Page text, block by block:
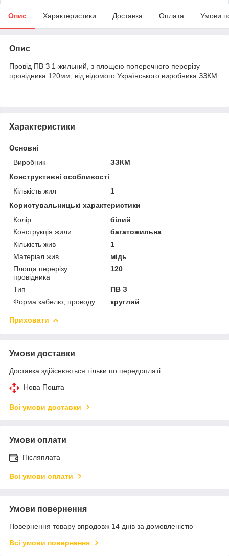
Опис Характеристики Доставка Оплата Умови
Опис
Провід ПВ З 1-жильний, з площею поперечного перерізу
провідника 120мм, від відомого Українського виробника ЗЗКМ
Характеристики
Основні
Виробник
ЗЗКМ
Конструктивні особливості
Кількість жил
1
Користувальницькі характеристики
Колір
білий
Конструкція жили
багатожильна
Кількість жив
1
Матеріал жив
мідь
Площа перерізу
провідника
120
Тип
ПВ З
Форма кабелю, проводу
круглий
Приховати
Умови доставки
Доставка здійснюється тільки по передоплаті.
Нова Пошта
Всі умови доставки
Умови оплати
Післяплата
Всі умови оплати
Умови повернення
Повернення товару впродовж 14 днів за домовленістю
Всі умови повернення